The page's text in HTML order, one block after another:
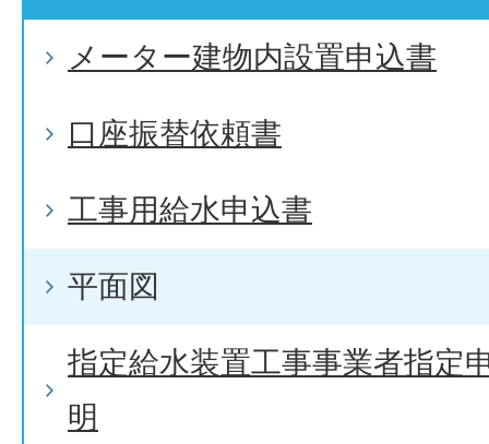
メーター建物内設置申込書
口座振替依頼書
工事用給水申込書
平面図
指定給水装置工事事業者指定
明